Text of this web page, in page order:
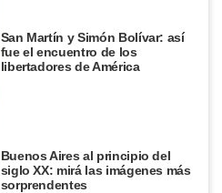
San Martín y Simón Bolívar: así
fue el encuentro de los
libertadores de América
Buenos Aires al principio del
siglo XX: mirá las imágenes más
sorprendentes